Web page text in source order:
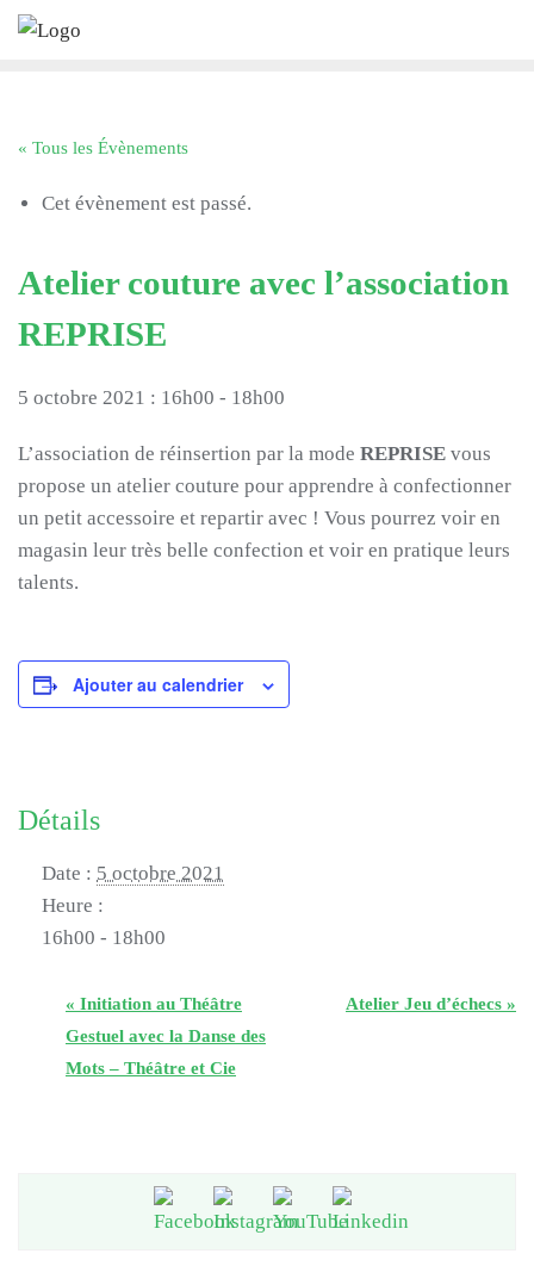
Skip
« Tous les Évènements
Cet évènement est passé.
Atelier couture avec l’association
REPRISE
5 octobre 2021 : 16h00 - 18h00
L’association de réinsertion par la mode REPRISE vous
propose un atelier couture pour apprendre à confectionner
un petit accessoire et repartir avec ! Vous pourrez voir en
magasin leur très belle confection et voir en pratique leurs
talents.
Ajouter au calendrier
Détails
Date : 5 octobre 2021
Heure :
16h00 - 18h00
« Initiation au Théâtre
Gestuel avec la Danse des
Mots – Théâtre et Cie
Atelier Jeu d’échecs »